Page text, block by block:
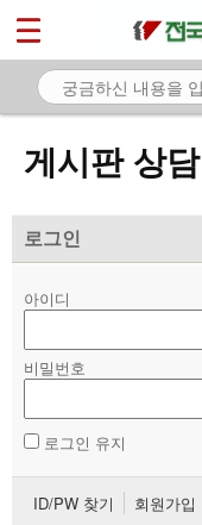
게시판 상담
로그인
아이디
비밀번호
로그인 유지
ID/PW 찾기 회원가입
마이페이지
소개
노동상담
- 게시판 상담
- 바로보기
- 찾아보기
- 전국 노동상담소 안내
자료